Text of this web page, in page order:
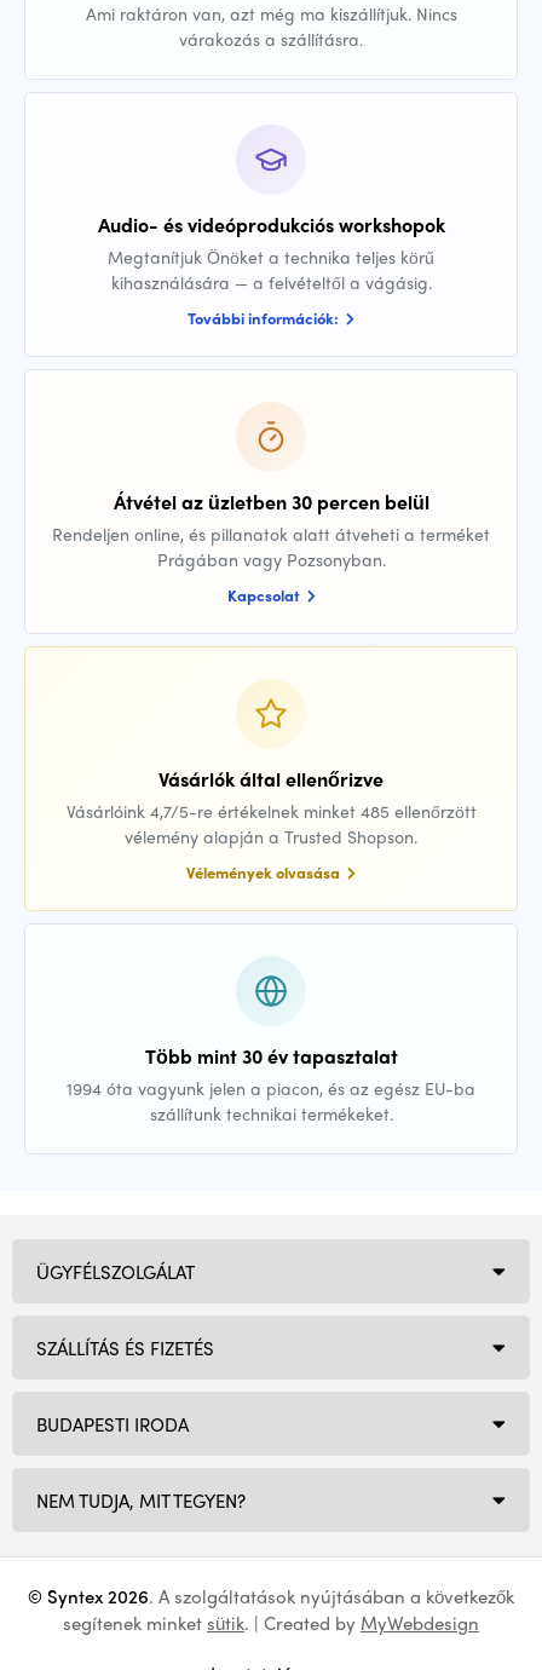
Ami raktáron van, azt még ma kiszállítjuk. Nincs
várakozás a szállításra.
Audio- és videóprodukciós workshopok
Megtanítjuk Önöket a technika teljes körű
kihasználására — a felvételtől a vágásig.
További információk:
Átvétel az üzletben 30 percen belül
Rendeljen online, és pillanatok alatt átveheti a terméket
Prágában vagy Pozsonyban.
Kapcsolat
Vásárlók által ellenőrizve
Vásárlóink 4,7/5-re értékelnek minket 485 ellenőrzött
vélemény alapján a Trusted Shopson.
Vélemények olvasása
Több mint 30 év tapasztalat
1994 óta vagyunk jelen a piacon, és az egész EU-ba
szállítunk technikai termékeket.
BUDAPESTI IRODA
NEM TUDJA, MIT TEGYEN?
ÜGYFÉLSZOLGÁLAT
SZÁLLÍTÁS ÉS FIZETÉS
© Syntex 2026. A szolgáltatások nyújtásában a következők
segítenek minketsütik. | Created by MyWebdesign